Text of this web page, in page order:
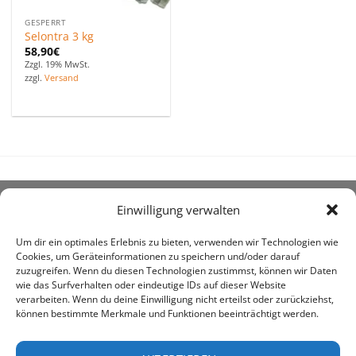
Einwilligung verwalten
Um dir ein optimales Erlebnis zu bieten, verwenden wir Technologien wie
Cookies, um Geräteinformationen zu speichern und/oder darauf
zuzugreifen. Wenn du diesen Technologien zustimmst, können wir Daten
wie das Surfverhalten oder eindeutige IDs auf dieser Website
verarbeiten. Wenn du deine Einwilligung nicht erteilst oder zurückziehst,
können bestimmte Merkmale und Funktionen beeinträchtigt werden.
GESPERRT
Selontra 3 kg
58,90€
Zzgl. 19% MwSt.
zzgl.Versand
um den Kauf landwirtschaftlicher Bedarfsartikel geht.